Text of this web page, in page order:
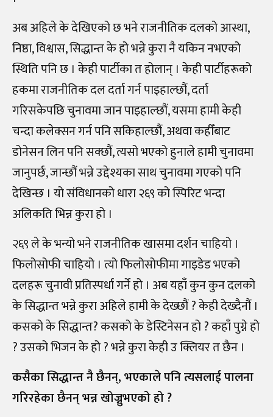
अब अहिले के देखिएको छ भने राजनीतिक दलको आस्था,
निष्ठा, विश्वास, सिद्धान्त के हो भन्ने कुरा नै यकिन नभएको
स्थिति पनि छ । केही पार्टीका त होलान् । केही पार्टीहरूको
हकमा राजनीतिक दल दर्ता गर्न पाइहाल्छौं, दर्ता
गरिसकेपछि चुनावमा जान पाइहाल्छौं, यसमा हामी केही
चन्दा कलेक्सन गर्न पनि सकिहाल्छौं, अथवा कहीँबाट
डोनेसन लिन पनि सक्छौं, त्यसो भएको हुनाले हामी चुनावमा
जानुपर्छ, जान्छौं भन्ने उद्देश्यका साथ चुनावमा गएको पनि
देखिन्छ । यो संविधानको धारा २६९ को स्पिरिट भन्दा
अलिकति भिन्न कुरा हो ।
२६९ ले के भन्यो भने राजनीतिक खासमा दर्शन चाहियो ।
फिलोसोफी चाहियो । त्यो फिलोसोफीमा गाइडेड भएको
दलहरू चुनावी प्रतिस्पर्धा गर्ने हो । अब यहाँ कुन कुन दलको
के सिद्धान्त भन्ने कुरा अहिले हामी के देख्छौं ? केही देख्दैनौं ।
कसको के सिद्धान्त? कसको के डेस्टिनेसन हो ? कहाँ पुग्ने हो
? उसको भिजन के हो ? भन्ने कुरा केही उ क्लियर त छैन ।
कसैका सिद्धान्त नै छैनन्, भएकाले पनि त्यसलाई पालना
गरिरहेका छैनन् भन्न खोज्नुभएको हो ?